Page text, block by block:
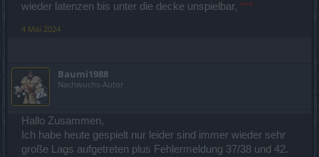
wieder latenzen bis unter die decke unspielbar, ***
4 Mai 2024
Baumi1988
Nachwuchs-Autor
Hallo Zusammen,
Ich habe heute gespielt nur leider sind immer wieder sehr
große Lags aufgetreten plus Fehlermeldung 37/38 und 42.